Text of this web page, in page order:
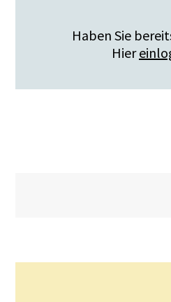
Haben Sie
Hier